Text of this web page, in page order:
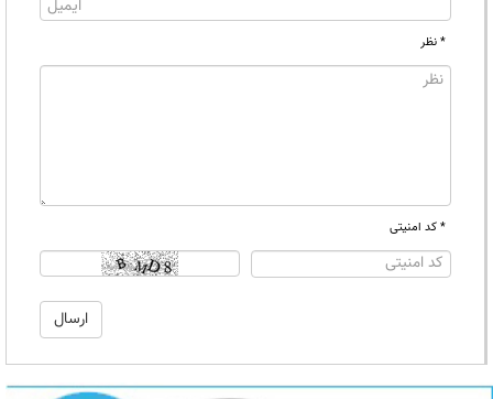
* نظر
* کد امنیتی